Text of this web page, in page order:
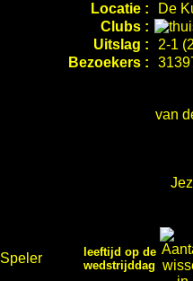
Locatie :
De
Clubs :
Uitslag :
2-1
Bezoekers :
van
Speler
leeftijd op de
wedstrijddag